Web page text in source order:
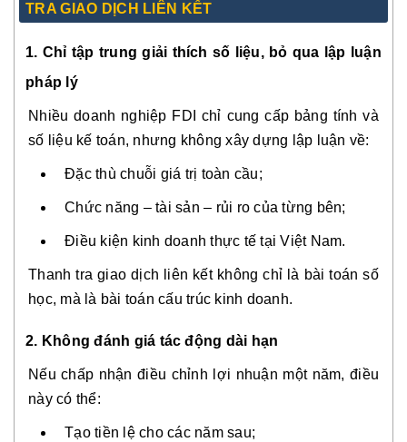
TRA GIAO DỊCH LIÊN KẾT
1. Chỉ tập trung giải thích số liệu, bỏ qua lập luận
pháp lý
Nhiều doanh nghiệp FDI chỉ cung cấp bảng tính và
số liệu kế toán, nhưng không xây dựng lập luận về:
Đặc thù chuỗi giá trị toàn cầu;
Chức năng – tài sản – rủi ro của từng bên;
Điều kiện kinh doanh thực tế tại Việt Nam.
Thanh tra giao dịch liên kết không chỉ là bài toán số
học, mà là bài toán cấu trúc kinh doanh.
2. Không đánh giá tác động dài hạn
Nếu chấp nhận điều chỉnh lợi nhuận một năm, điều
này có thể:
Tạo tiền lệ cho các năm sau;